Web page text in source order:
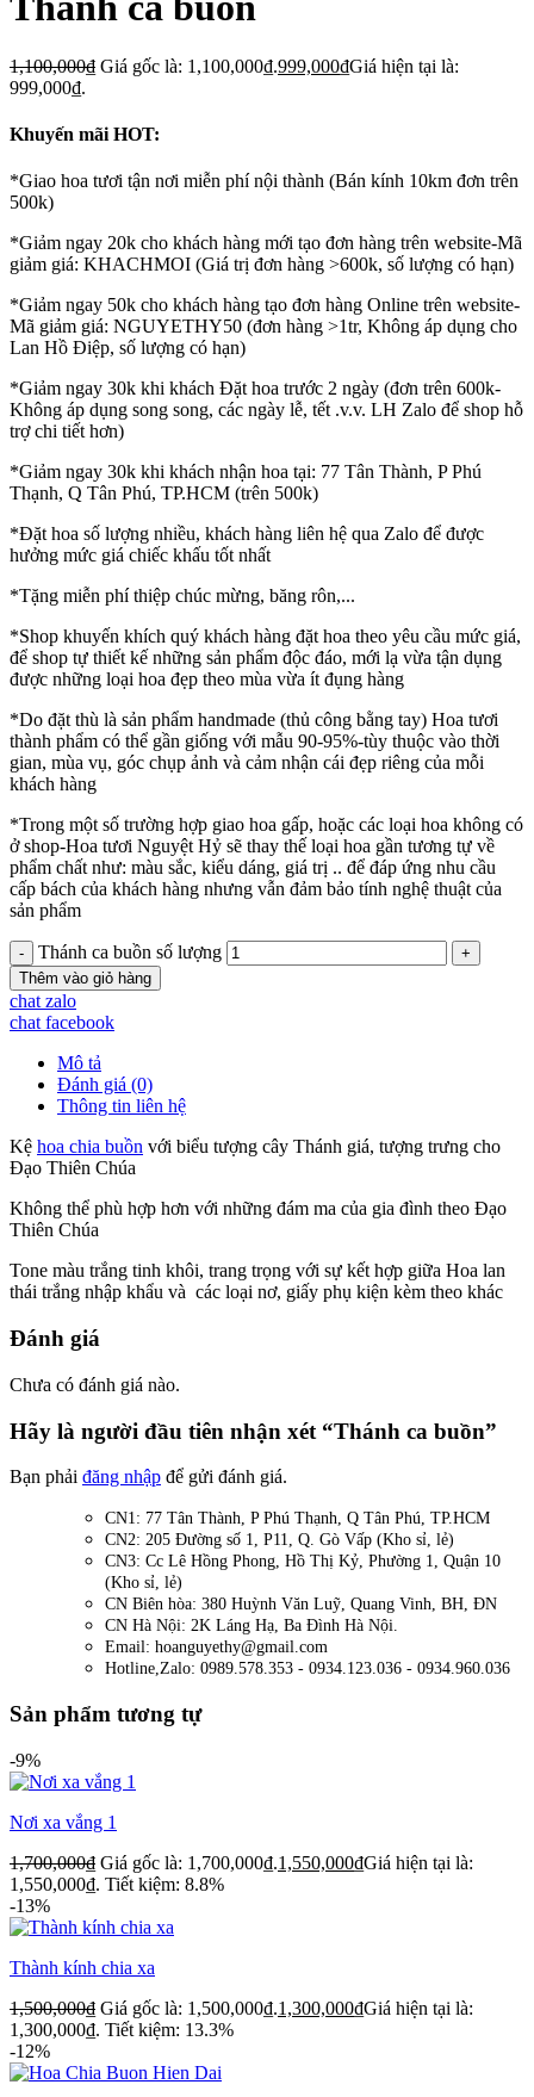
1,100,000₫ Giá gốc là: 1,100,000₫.999,000₫Giá hiện tại là:
999,000₫.
Khuyến mãi HOT:
*Giao hoa tươi tận nơi miễn phí nội thành (Bán kính 10km đơn trên
500k)
*Giảm ngay 20k cho khách hàng mới tạo đơn hàng trên website-Mã
giảm giá: KHACHMOI (Giá trị đơn hàng >600k, số lượng có hạn)
*Giảm ngay 50k cho khách hàng tạo đơn hàng Online trên website-
Mã giảm giá: NGUYETHY50 (đơn hàng >1tr, Không áp dụng cho
Lan Hồ Điệp, số lượng có hạn)
*Giảm ngay 30k khi khách Đặt hoa trước 2 ngày (đơn trên 600k-
Không áp dụng song song, các ngày lễ, tết .v.v. LH Zalo để shop hỗ
trợ chi tiết hơn)
*Giảm ngay 30k khi khách nhận hoa tại: 77 Tân Thành, P Phú
Thạnh, Q Tân Phú, TP.HCM (trên 500k)
*Đặt hoa số lượng nhiều, khách hàng liên hệ qua Zalo để được
hưởng mức giá chiếc khấu tốt nhất
*Tặng miễn phí thiệp chúc mừng, băng rôn,...
*Shop khuyến khích quý khách hàng đặt hoa theo yêu cầu mức giá,
để shop tự thiết kế những sản phẩm độc đáo, mới lạ vừa tận dụng
được những loại hoa đẹp theo mùa vừa ít đụng hàng
*Do đặt thù là sản phẩm handmade (thủ công bằng tay) Hoa tươi
thành phẩm có thể gần giống với mẫu 90-95%-tùy thuộc vào thời
gian, mùa vụ, góc chụp ảnh và cảm nhận cái đẹp riêng của mỗi
khách hàng
*Trong một số trường hợp giao hoa gấp, hoặc các loại hoa không có
ở shop-Hoa tươi Nguyệt Hỷ sẽ thay thế loại hoa gần tương tự về
phẩm chất như: màu sắc, kiểu dáng, giá trị .. để đáp ứng nhu cầu
cấp bách của khách hàng nhưng vẫn đảm bảo tính nghệ thuật của
sản phẩm
Thánh ca buồn số lượng
Thêm vào giỏ hàng
chat zalo
chat facebook
Mô tả
Đánh giá (0)
Thông tin liên hệ
Kệ hoa chia buồn với biểu tượng cây Thánh giá, tượng trưng cho
Đạo Thiên Chúa
Không thể phù hợp hơn với những đám ma của gia đình theo Đạo
Thiên Chúa
Tone màu trắng tinh khôi, trang trọng với sự kết hợp giữa Hoa lan
thái trắng nhập khẩu và các loại nơ, giấy phụ kiện kèm theo khác
Đánh giá
Chưa có đánh giá nào.
Hãy là người đầu tiên nhận xét “Thánh ca buồn”
Bạn phải đăng nhập để gửi đánh giá.
CN1: 77 Tân Thành, P Phú Thạnh, Q Tân Phú, TP.HCM
CN2: 205 Đường số 1, P11, Q. Gò Vấp (Kho sỉ, lẻ)
CN3: Cc Lê Hồng Phong, Hồ Thị Kỷ, Phường 1, Quận 10
(Kho sỉ, lẻ)
CN Biên hòa: 380 Huỳnh Văn Luỹ, Quang Vinh, BH, ĐN
CN Hà Nội: 2K Láng Hạ, Ba Đình Hà Nội.
Email: hoanguyethy@gmail.com
Hotline,Zalo: 0989.578.353 - 0934.123.036 - 0934.960.036
Sản phẩm tương tự
-9%
Nơi xa vắng 1
1,700,000₫ Giá gốc là: 1,700,000₫.1,550,000₫Giá hiện tại là:
1,550,000₫. Tiết kiệm: 8.8%
-13%
Thành kính chia xa
1,500,000₫ Giá gốc là: 1,500,000₫.1,300,000₫Giá hiện tại là:
1,300,000₫. Tiết kiệm: 13.3%
-12%